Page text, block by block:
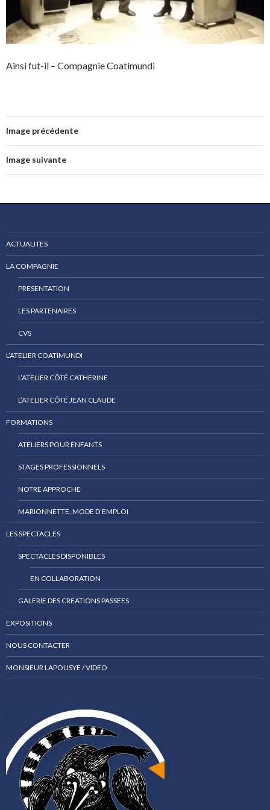
Ainsi fut-il – Compagnie Coatimundi
Image précédente
Image suivante
ACTUALITES
LA COMPAGNIE
PRESENTATION
LES PARTENAIRES
CVS
L’ATELIER COATIMUNDI
L’ATELIER CÔTÉ CATHERINE
L’ATELIER CÔTÉ JEAN CLAUDE
FORMATIONS
ATELIERS POUR ENFANTS
STAGES PROFESSIONNELS
NOTRE APPROCHE
MARIONNETTE, MODE D’EMPLOI
LES SPECTACLES
SPECTACLES DISPONIBLES
EN COLLABORATION
GALERIE DES CREATIONS PASSEES
EXPOSITIONS
NOUS CONTACTER
MONSIEUR LAPOUSYE / VIDEO